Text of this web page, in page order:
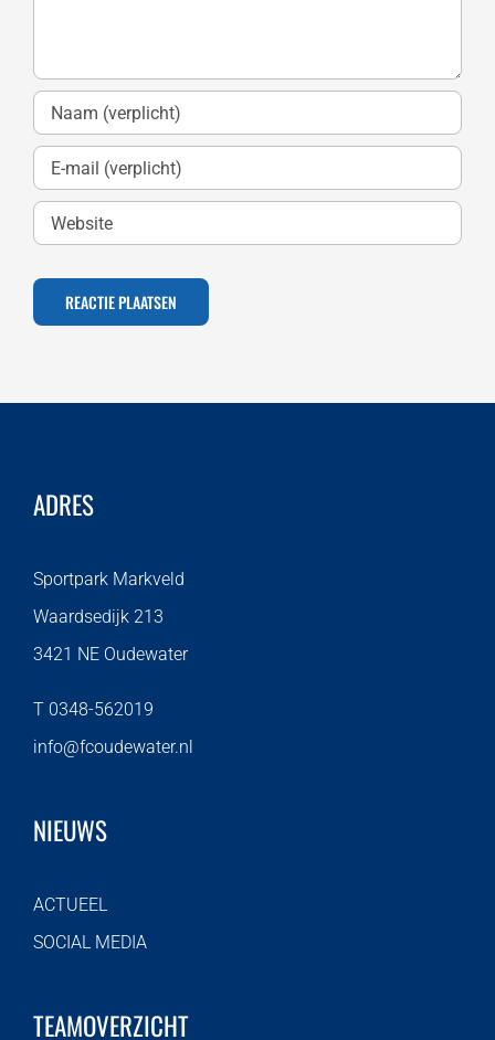
ADRES
Sportpark Markveld
Waardsedijk 213
3421 NE Oudewater
T 0348-562019
info@fcoudewater.nl
NIEUWS
ACTUEEL
SOCIAL MEDIA
TEAMOVERZICHT